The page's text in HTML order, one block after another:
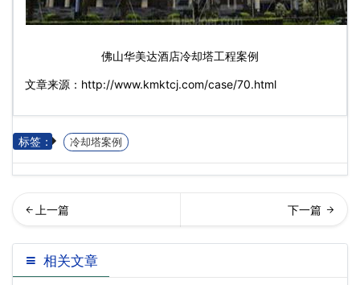
佛山华美达酒店冷却塔工程案例
文章来源：http://www.kmktcj.com/case/70.html
标签： 冷却塔案例
圳佳兆业万豪酒店冷却塔… 海长隆横琴湾酒店冷却塔工
程
相关文章